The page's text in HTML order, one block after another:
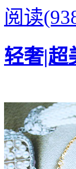
阅读
轻奢|超